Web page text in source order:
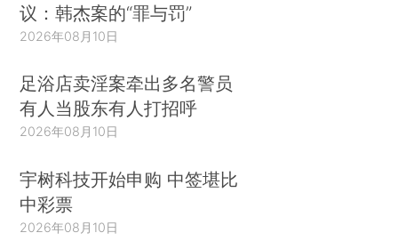
议：韩杰案的“罪与罚”
2026年08月10日
足浴店卖淫案牵出多名警员
有人当股东有人打招呼
2026年08月10日
宇树科技开始申购 中签堪比
中彩票
2026年08月10日